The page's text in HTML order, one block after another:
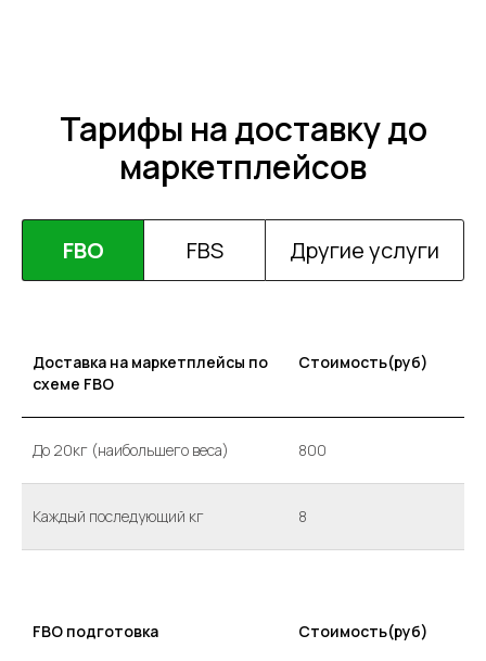
Тарифы на доставку до
маркетплейсов
FBO FBS Другие услуги
Доставка на маркетплейсы по
схеме FBO
Стоимость(руб)
До 20кг (наибольшего веса) 800
Каждый последующий кг 8
FBO подготовка Стоимость(руб)